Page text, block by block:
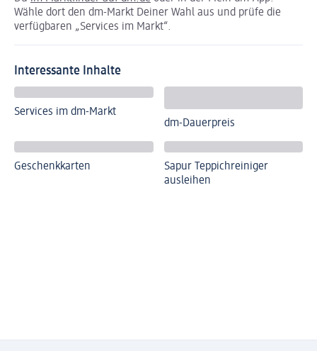
Wähle dort den dm-Markt Deiner Wahl aus und prüfe die
verfügbaren „Services im Markt“.
Interessante Inhalte
Services im dm-Markt
dm-Dauerpreis
Geschenkkarten
Sapur Teppichreiniger
ausleihen